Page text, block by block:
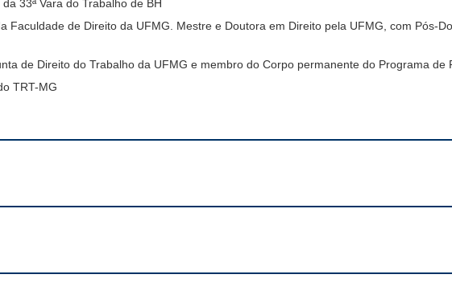
33ª Vara do Trabalho de BH
Faculdade de Direito da UFMG. Mestre e Doutora em Direito pela UFMG, com Pós-
de Direito do Trabalho da UFMG e membro do Corpo permanente do Programa de
TRT-MG